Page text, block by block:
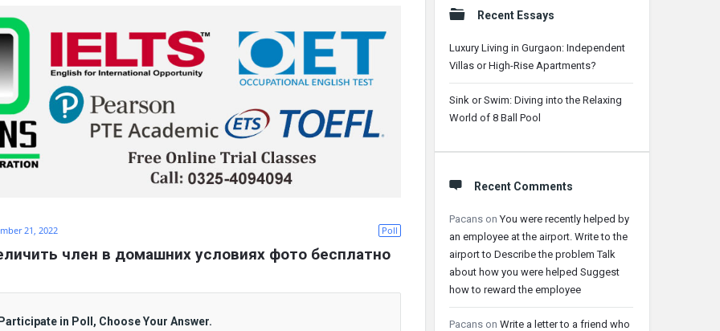
Poll
21, 2022
член в домашних условиях фото бесплатно
in Poll, Choose Your Answer.
Recent Essays
Luxury Living in Gurgaon: Independent
Villas or High-Rise Apartments?
Sink or Swim: Diving into the Relaxing
World of 8 Ball Pool
Recent Comments
Pacans onYou were recently helped by
an employee at the airport. Write to the
airport to Describe the problem Talk
about how you were helped Suggest
how to reward the employee
Pacans on Write a letter to a friend who